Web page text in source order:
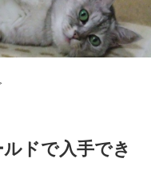
ドで入手でき